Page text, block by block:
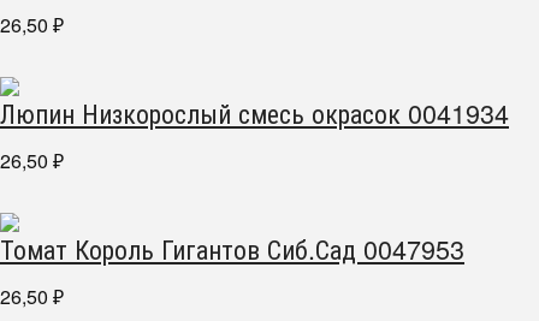
26,50 ₽
Люпин Низкорослый смесь окрасок 0041934
26,50 ₽
Томат Король Гигантов Сиб.Сад 0047953
26,50 ₽